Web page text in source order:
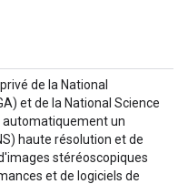
de la National
et de la National Science
automatiquement un
haute résolution et de
stéréoscopiques
et de logiciels de